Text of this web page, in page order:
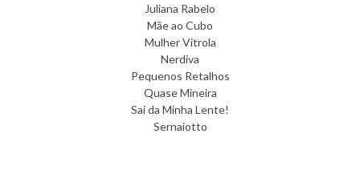
Juliana Rabelo
Mãe ao Cubo
Mulher Vitrola
Nerdiva
Pequenos Retalhos
Quase Mineira
Sai da Minha Lente!
Sernaiotto